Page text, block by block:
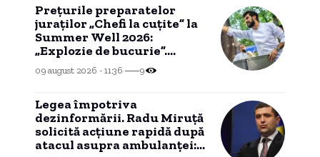
Prețurile preparatelor
juraților „Chefi la cuțite” la
Summer Well 2026:
„Explozie de bucurie”.
Opțiuni culinare disponibile
în ultima zi de festival.
09 august 2026 - 11:36 9
Legea împotriva
dezinformării. Radu Miruță
solicită acțiune rapidă după
atacul asupra ambulanței: